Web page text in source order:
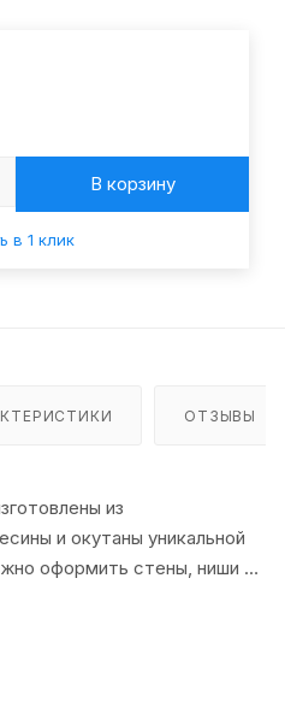
В корзину
в 1 клик
ОТЗЫВЫ
из
и окутаны уникальной
оформить стены, ниши и